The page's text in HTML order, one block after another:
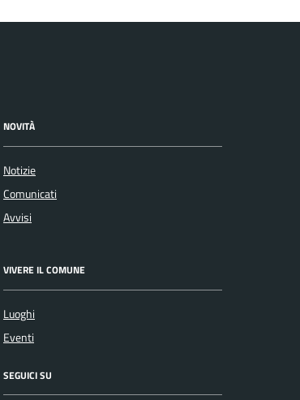
NOVITÀ
Notizie
Comunicati
Avvisi
VIVERE IL COMUNE
Luoghi
Eventi
SEGUICI SU